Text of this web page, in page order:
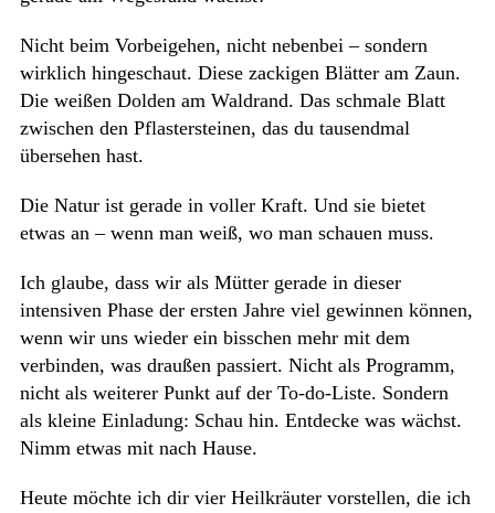
Nicht beim Vorbeigehen, nicht nebenbei – sondern
wirklich hingeschaut. Diese zackigen Blätter am Zaun.
Die weißen Dolden am Waldrand. Das schmale Blatt
zwischen den Pflastersteinen, das du tausendmal
übersehen hast.
Die Natur ist gerade in voller Kraft. Und sie bietet
etwas an – wenn man weiß, wo man schauen muss.
Ich glaube, dass wir als Mütter gerade in dieser
intensiven Phase der ersten Jahre viel gewinnen können,
wenn wir uns wieder ein bisschen mehr mit dem
verbinden, was draußen passiert. Nicht als Programm,
nicht als weiterer Punkt auf der To-do-Liste. Sondern
als kleine Einladung: Schau hin. Entdecke was wächst.
Nimm etwas mit nach Hause.
Heute möchte ich dir vier Heilkräuter vorstellen, die ich